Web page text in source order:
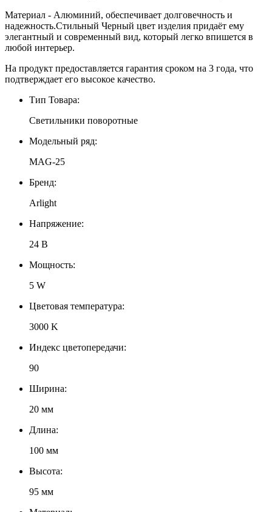
Материал - Алюминий, обеспечивает долговечность и
надежность.Стильный Черный цвет изделия придаёт ему
элегантный и современный вид, который легко впишется в
любой интерьер.
На продукт предоставляется гарантия сроком на 3 года, что
подтверждает его высокое качество.
Тип Товара:
Светильники поворотные
Модельный ряд:
MAG-25
Бренд:
Arlight
Напряжение:
24 В
Мощность:
5 W
Цветовая температура:
3000 K
Индекс цветопередачи:
90
Ширина:
20 мм
Длина:
100 мм
Высота:
95 мм